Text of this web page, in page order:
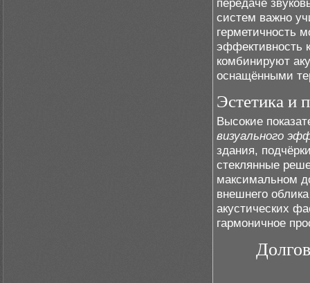
передаче
систем важно
герметичность
эффективность
комбинируют
оснащёнными
Эстетика и
Высокие
визуального
здания,
стеклянные
максимальном
внешнего
акустических
гармоничное